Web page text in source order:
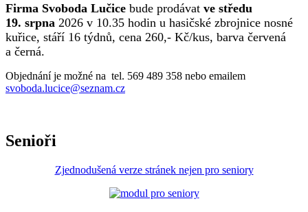
Firma Svoboda Lučice bude prodávat ve středu
19. srpna 2026 v 10.35 hodin u hasičské zbrojnice nosné
kuřice, stáří 16 týdnů, cena 260,- Kč/kus, barva červená
a černá.
Objednání je možné na tel. 569 489 358 nebo emailem
svoboda.lucice@seznam.cz
Senioři
Zjednodušená verze stránek nejen pro seniory